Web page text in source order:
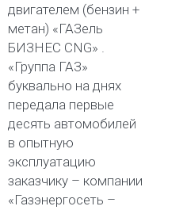
двигателем (бензин +
метан) «ГАЗель
БИЗНЕС CNG» .
«Группа ГАЗ»
буквально на днях
передала первые
десять автомобилей
в опытную
эксплуатацию
заказчику – компании
«Газэнергосеть –